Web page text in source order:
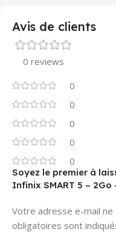
Avis de clients
0 reviews
0
0
0
0
0
Soyez le premier à
Infinix SMART 5 – 2Go
Votre adresse e-mail ne
obligatoires sont